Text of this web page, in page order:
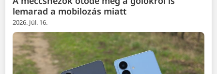
lemarad a mobilozás miatt
2026. Júl. 16.